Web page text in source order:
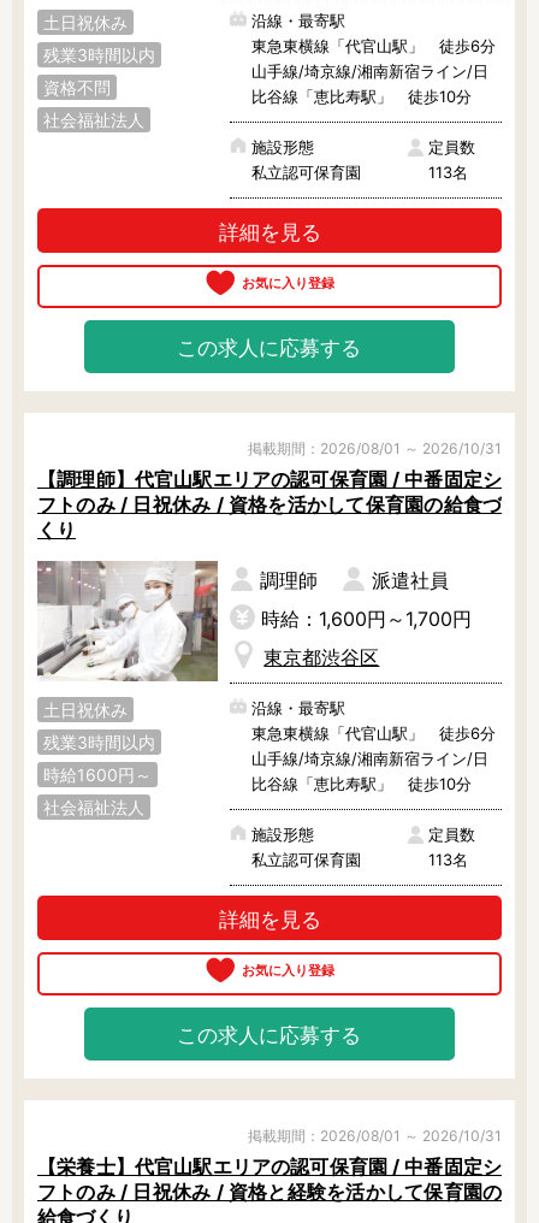
土日祝休み
残業3時間以内
資格不問
社会福祉法人
沿線・最寄駅
東急東横線「代官山駅」 徒歩6分
山手線/埼京線/湘南新宿ライン/日
比谷線「恵比寿駅」 徒歩10分
施設形態
私立認可保育園
定員数
113名
詳細を見る
この求人に応募する
掲載期間：2026/08/01 ～ 2026/10/31
【調理師】代官山駅エリアの認可保育園 / 中番固定シ
フトのみ / 日祝休み / 資格を活かして保育園の給食づ
くり
土日祝休み
残業3時間以内
時給1600円～
社会福祉法人
調理師
派遣社員
時給：1,600円～1,700円
東京都渋谷区
沿線・最寄駅
東急東横線「代官山駅」 徒歩6分
山手線/埼京線/湘南新宿ライン/日
比谷線「恵比寿駅」 徒歩10分
施設形態
私立認可保育園
定員数
113名
詳細を見る
この求人に応募する
掲載期間：2026/08/01 ～ 2026/10/31
【栄養士】代官山駅エリアの認可保育園 / 中番固定シ
フトのみ / 日祝休み / 資格と経験を活かして保育園の
給食づくり
オープニング求人
マイカー通勤OK
小規模保育園
社会福祉法人
株式会社
単発保育士として働
く！
〜